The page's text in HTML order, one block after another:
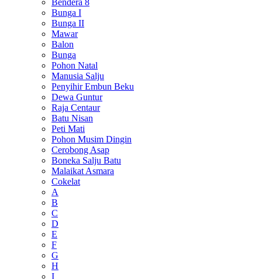
Bendera 8
Bunga I
Bunga II
Mawar
Balon
Bunga
Pohon Natal
Manusia Salju
Penyihir Embun Beku
Dewa Guntur
Raja Centaur
Batu Nisan
Peti Mati
Pohon Musim Dingin
Cerobong Asap
Boneka Salju Batu
Malaikat Asmara
Cokelat
A
B
C
D
E
F
G
H
I